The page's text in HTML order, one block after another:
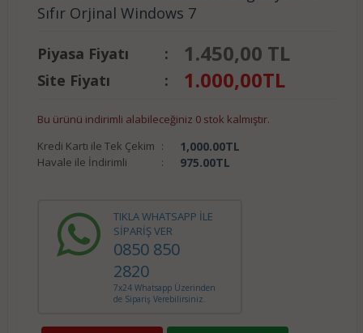
Sıfır Orjinal Windows 7
Piyasa Fiyatı : 1.450,00 TL
Site Fiyatı : 1.000,00TL
Bu ürünü indirimli alabileceğiniz 0 stok kalmıştır.
Kredi Kartı ile Tek Çekim : 1,000.00TL
Havale ile İndirimli : 975.00TL
TIKLA WHATSAPP İLE
SİPARİŞ VER
0850 850
2820
7x24 Whatsapp Üzerinden
de Sipariş Verebilirsiniz.